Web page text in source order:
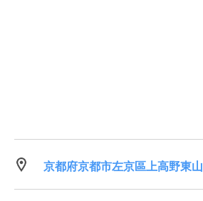
京都府京都市左京區上高野東山